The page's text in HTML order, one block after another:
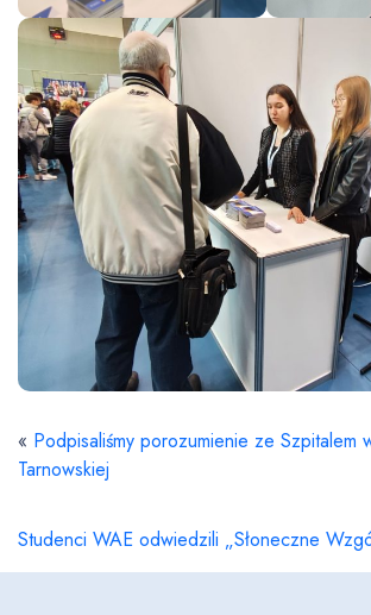
« Podpisaliśmy porozumienie ze Szpitalem
Tarnowskiej
Studenci WAE odwiedzili „Słoneczne